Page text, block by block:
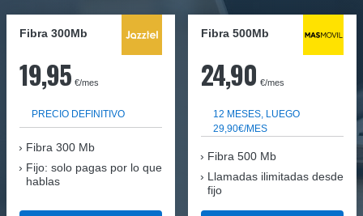
Fibra 300Mb
19,95 €/mes
PRECIO DEFINITIVO
Fibra 300 Mb
Fijo: solo pagas por lo que
hablas
Fibra 500Mb
24,90 €/mes
12 MESES, LUEGO
29,90€/MES
Fibra 500 Mb
Llamadas ilimitadas desde
fijo